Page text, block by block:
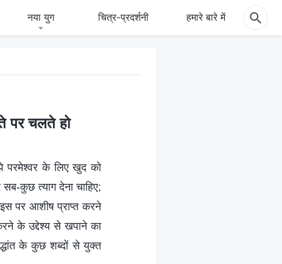
नया युग चित्र-प्रदर्शनी हमारे बारे में
पर चलते हो
परमेश्वर के लिए खुद को
कुछ त्याग देना चाहिए;
इस पर आशीष प्राप्त करने
के उद्देश्य से खपाने का
के कुछ शब्दों से युक्त